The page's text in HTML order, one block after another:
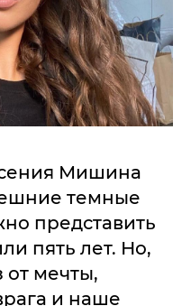
Мишина
темные
представить
пять лет. Но,
от мечты,
и наше